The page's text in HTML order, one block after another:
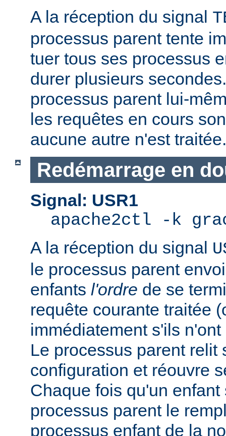
A la réception du signal
processus parent tente
tuer tous ses processus
durer plusieurs
processus parent lui-
les requêtes en cours
aucune autre n'est traitée.
Redémarrage en
Signal: USR1
apache2ctl -k
A la réception du signal
le processus parent
enfants l'ordre de se
requête courante traitée
immédiatement s'ils
Le processus parent relit
configuration et réouvre
Chaque fois qu'un enfant
processus parent le
processus enfant de la